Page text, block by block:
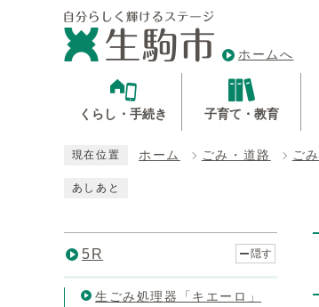
ホームへ
くらし・手続き 子育て・教育
現在位置 ホーム ごみ・道路 ご
あしあと
5R 隠す
生ごみ処理器「キエーロ」